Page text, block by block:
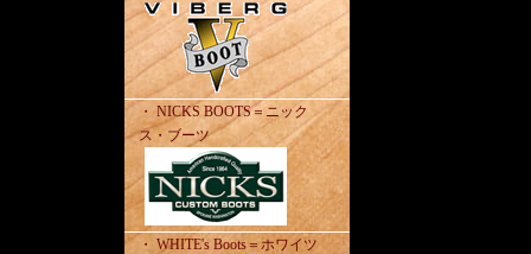
・ NICKS BOOTS＝ニック
ス・ブーツ
・ WHITE's Boots＝ホワイツ